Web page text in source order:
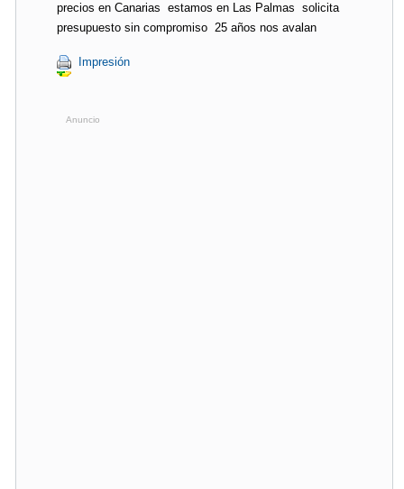
precios en Canarias  estamos en Las Palmas  solicita
presupuesto sin compromiso  25 años nos avalan
Impresión
Anuncio